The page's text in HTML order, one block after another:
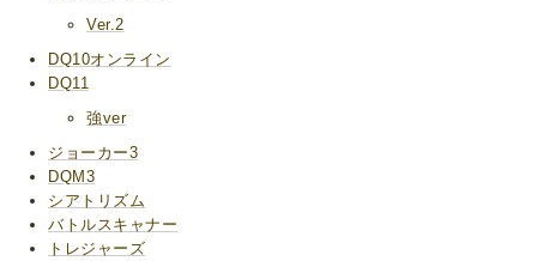
Ver.2
DQ10オンライン
DQ11
強ver
ジョーカー3
DQM3
シアトリズム
バトルスキャナー
トレジャーズ